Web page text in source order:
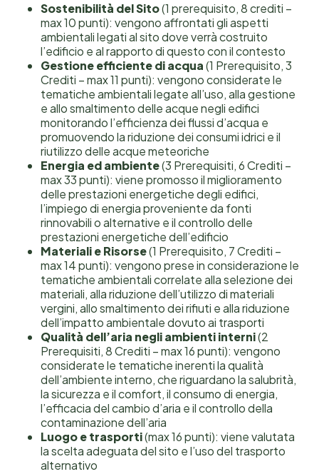
Sostenibilità del Sito(1 prerequisito, 8 crediti –
max 10 punti): vengono affrontati gli aspetti
ambientali legati al sito dove verrà costruito
l’edificio e al rapporto di questo con il contesto
Gestione efficiente di acqua(1 Prerequisito, 3
Crediti – max 11 punti): vengono considerate le
tematiche ambientali legate all’uso, alla gestione
e allo smaltimento delle acque negli edifici
monitorando l’efficienza dei flussi d’acqua e
promuovendo la riduzione dei consumi idrici e il
riutilizzo delle acque meteoriche
Energia ed ambiente(3 Prerequisiti, 6 Crediti –
max 33 punti): viene promosso il miglioramento
delle prestazioni energetiche degli edifici,
l’impiego di energia proveniente da fonti
rinnovabili o alternative e il controllo delle
prestazioni energetiche dell’edificio
Materiali e Risorse(1 Prerequisito, 7 Crediti –
max 14 punti): vengono prese in considerazione le
tematiche ambientali correlate alla selezione dei
materiali, alla riduzione dell’utilizzo di materiali
vergini, allo smaltimento dei rifiuti e alla riduzione
dell’impatto ambientale dovuto ai trasporti
Qualità dell’aria negli ambienti interni(2
Prerequisiti, 8 Crediti – max 16 punti): vengono
considerate le tematiche inerenti la qualità
dell’ambiente interno, che riguardano la salubrità,
la sicurezza e il comfort, il consumo di energia,
l’efficacia del cambio d’aria e il controllo della
contaminazione dell’aria
Luogo e trasporti(max 16 punti): viene valutata
la scelta adeguata del sito e l’uso del trasporto
alternativo